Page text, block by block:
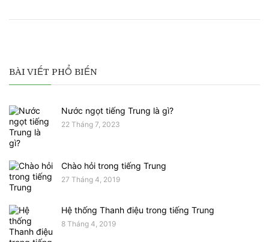
BÀI VIẾT PHỔ BIẾN
Nước ngọt tiếng Trung là gì?
22 Tháng 7, 2023
Chào hỏi trong tiếng Trung
27 Tháng 4, 2019
Hệ thống Thanh điệu trong tiếng Trung
8 Tháng 4, 2019